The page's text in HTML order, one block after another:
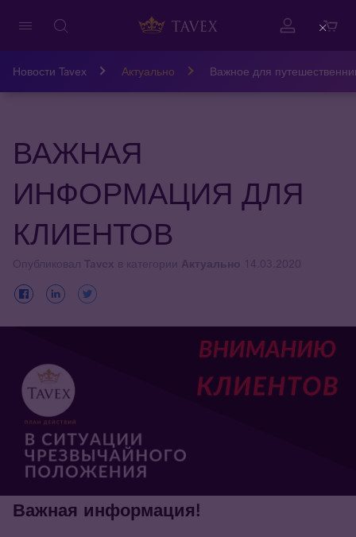
Новости Tavex Актуально Важное для
ВАЖНАЯ
ИНФОРМАЦИЯ ДЛЯ
КЛИЕНТОВ
Важная информация!
Close